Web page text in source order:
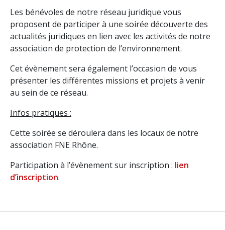
Les bénévoles de notre réseau juridique vous
proposent de participer à une soirée découverte des
actualités juridiques en lien avec les activités de notre
association de protection de l’environnement.
Cet évènement sera également l’occasion de vous
présenter les différentes missions et projets à venir
au sein de ce réseau.
Infos pratiques :
Cette soirée se déroulera dans les locaux de notre
association FNE Rhône.
Participation à l’évènement sur inscription : lien
d’inscription.